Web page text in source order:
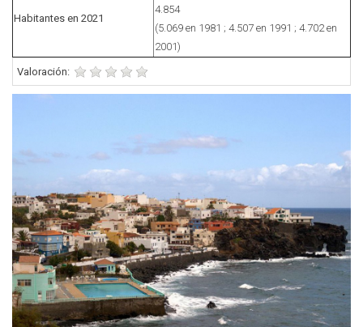
Habitantes en 2021
4.854
(5.069 en 1981 ; 4.507 en 1991 ; 4.702 en
2001)
Valoración: